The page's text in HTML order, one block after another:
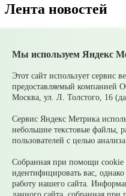
Лента новостей
07 августаВ
07 августаОжидаются
05 августаСупруги
налоговые вычеты за
контролировать счета
взыскания
05 августаРассчитать
05 августаГроза
своих близких?
Мы используем Яндекс
Этот сайт использует сервис
предоставляемый
Москва, ул. Л. Толстого, 16
Сервис Яндекс Метрика
небольшие текстовые файлы,
пользователей с целью
Собранная при помощи
идентифицировать вас,
работу нашего сайта.
© 2026 Официальный сайт